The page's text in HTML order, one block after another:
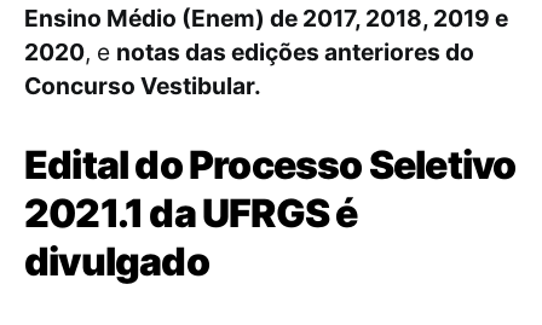
Ensino Médio (Enem) de 2017, 2018, 2019 e
2020, e notas das edições anteriores do
Concurso Vestibular.
Edital do Processo Seletivo
2021.1 da UFRGS é
divulgado